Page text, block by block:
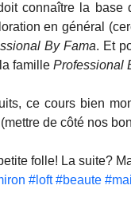
connaître la
en général
By Fama. Et
famille Professional
ce cours bien
de côté nos
folle! La suite?
#loft #beaute